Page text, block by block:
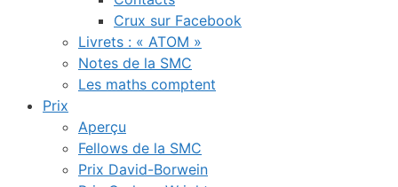
Crux sur Facebook
Livrets : « ATOM »
Notes de la SMC
Les maths comptent
Prix
Aperçu
Fellows de la SMC
Prix David-Borwein